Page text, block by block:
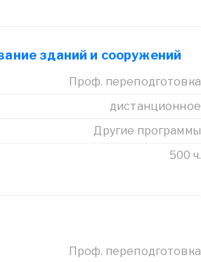
зданий и сооружений
Проф. переподготовка
дистанционное
Другие программы
500 ч.
Проф. переподготовка